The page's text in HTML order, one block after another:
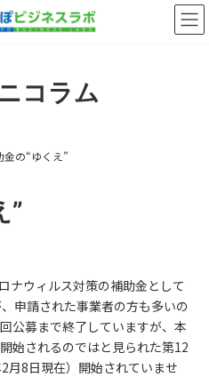
コラム
金の“ゆくえ”
”
ナウィルス対策の補助金として
申請された事業者の方も多いの
公募まで終了していますが、本
始されるのではと見られた第12
月8日現在）開始されていませ